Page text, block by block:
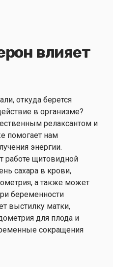
влияет
откуда берется
в организме?
релаксантом и
помогает нам
энергии.
работе щитовидной
сахара в крови,
а также может
беременности
выстилку матки,
для плода и
сокращения